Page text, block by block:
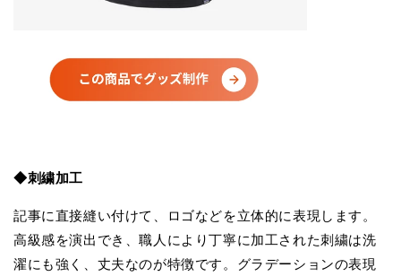
◆刺繍加工
記事に直接縫い付けて、ロゴなどを立体的に表現します。
高級感を演出でき、職人により丁寧に加工された刺繍は洗
濯にも強く、丈夫なのが特徴です。グラデーションの表現